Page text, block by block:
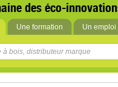
des éco-
Une formation Un emploi